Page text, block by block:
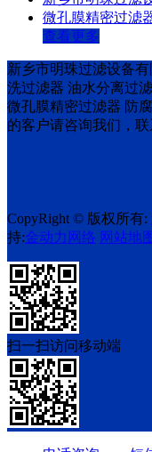
微孔膜精密过滤
查看更多
新乡市明珠过滤设备
洗过滤器 油水分离过
微孔膜精密过滤器 防
的客户请咨询我们，联
CopyRight © 版权所有:
持:金动力网络 网站地
扫一扫访问移动端